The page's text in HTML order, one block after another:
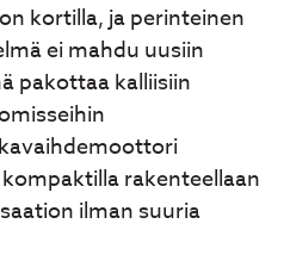
kortilla, ja perinteinen
ei mahdu uusiin
pakottaa kalliisiin
rakenteellaan
ilman suuria